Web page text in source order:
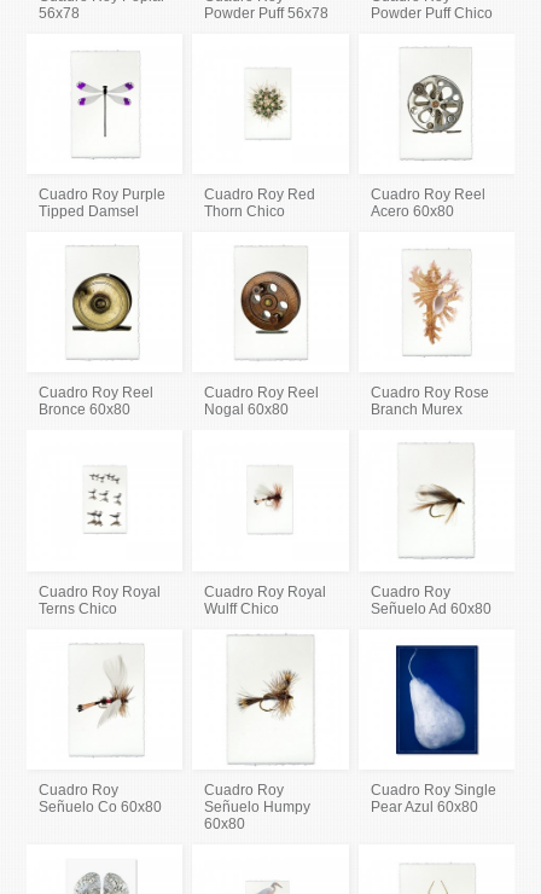
56x78
Powder Puff 56x78
Powder Puff Chico
Cuadro Roy Purple
Tipped Damsel
Cuadro Roy Red
Thorn Chico
Cuadro Roy Reel
Acero 60x80
Cuadro Roy Reel
Bronce 60x80
Cuadro Roy Reel
Nogal 60x80
Cuadro Roy Rose
Branch Murex
Cuadro Roy Royal
Terns Chico
Cuadro Roy Royal
Wulff Chico
Cuadro Roy
Señuelo Ad 60x80
Cuadro Roy
Señuelo Co 60x80
Cuadro Roy
Señuelo Humpy
60x80
Cuadro Roy Single
Pear Azul 60x80